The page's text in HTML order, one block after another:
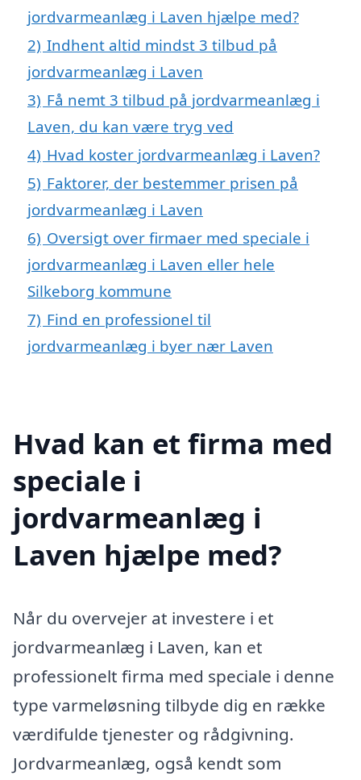
jordvarmeanlæg i Laven hjælpe med?
2) Indhent altid mindst 3 tilbud på
jordvarmeanlæg i Laven
3) Få nemt 3 tilbud på jordvarmeanlæg i
Laven, du kan være tryg ved
4) Hvad koster jordvarmeanlæg i Laven?
5) Faktorer, der bestemmer prisen på
jordvarmeanlæg i Laven
6) Oversigt over firmaer med speciale i
jordvarmeanlæg i Laven eller hele
Silkeborg kommune
7) Find en professionel til
jordvarmeanlæg i byer nær Laven
Hvad kan et firma med
speciale i
jordvarmeanlæg i
Laven hjælpe med?
Når du overvejer at investere i et
jordvarmeanlæg i Laven, kan et
professionelt firma med speciale i denne
type varmeløsning tilbyde dig en række
værdifulde tjenester og rådgivning.
Jordvarmeanlæg, også kendt som